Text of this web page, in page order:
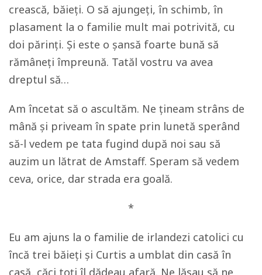
crească, băieți. O să ajungeți, în schimb, în
plasament la o familie mult mai potrivită, cu
doi părinți. Și este o șansă foarte bună să
rămâneți împreună. Tatăl vostru va avea
dreptul să…
Am încetat să o ascultăm. Ne țineam strâns de
mână și priveam în spate prin lunetă sperând
să-l vedem pe tata fugind după noi sau să
auzim un lătrat de Amstaff. Speram să vedem
ceva, orice, dar strada era goală.
*
Eu am ajuns la o familie de irlandezi catolici cu
încă trei băieți și Curtis a umblat din casă în
casă, căci toți îl dădeau afară. Ne lăsau să ne